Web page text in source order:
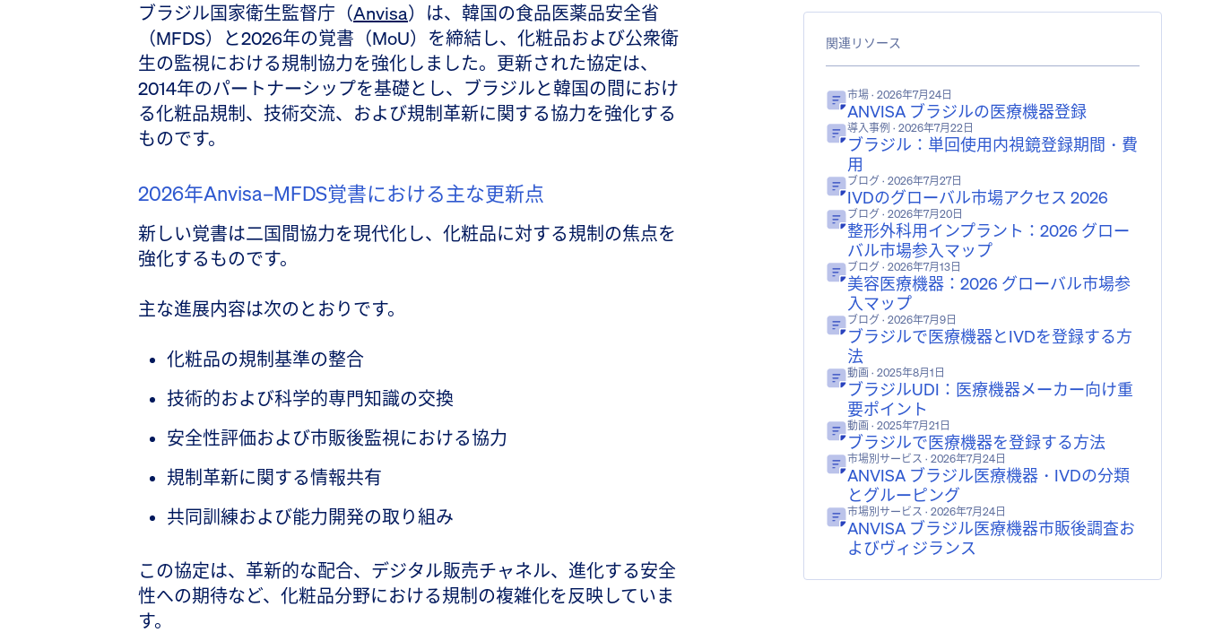
ブラジル国家衛生監督庁（Anvisa）は、韓国の食品医薬品安全省
（MFDS）と2026年の覚書（MoU）を締結し、化粧品および公衆衛
生の監視における規制協力を強化しました。更新された協定は、
2014年のパートナーシップを基礎とし、ブラジルと韓国の間におけ
る化粧品規制、技術交流、および規制革新に関する協力を強化する
ものです。
2026年Anvisa–MFDS覚書における主な更新点
新しい覚書は二国間協力を現代化し、化粧品に対する規制の焦点を
強化するものです。
主な進展内容は次のとおりです。
化粧品の規制基準の整合
技術的および科学的専門知識の交換
安全性評価および市販後監視における協力
規制革新に関する情報共有
共同訓練および能力開発の取り組み
この協定は、革新的な配合、デジタル販売チャネル、進化する安全
性への期待など、化粧品分野における規制の複雑化を反映していま
す。
関連リソース
市場 · 2026年7月24日
ANVISA ブラジルの医療機器登録
導入事例 · 2026年7月22日
ブラジル：単回使用内視鏡登録期間・費
用
ブログ · 2026年7月27日
IVDのグローバル市場アクセス 2026
ブログ · 2026年7月20日
整形外科用インプラント：2026 グロー
バル市場参入マップ
ブログ · 2026年7月13日
美容医療機器：2026 グローバル市場参
入マップ
ブログ · 2026年7月9日
ブラジルで医療機器とIVDを登録する方
法
動画 · 2025年8月1日
ブラジルUDI：医療機器メーカー向け重
要ポイント
動画 · 2025年7月21日
ブラジルで医療機器を登録する方法
市場別サービス · 2026年7月24日
ANVISA ブラジル医療機器・IVDの分類
とグルーピング
市場別サービス · 2026年7月24日
ANVISA ブラジル医療機器市販後調査お
よびヴィジランス